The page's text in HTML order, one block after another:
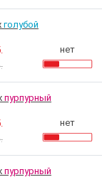
голубой
нет
пурпурный
нет
пурпурный